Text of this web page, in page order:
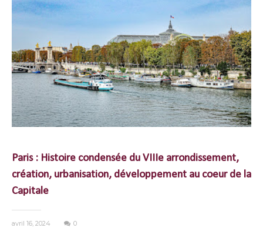
Paris : Histoire condensée du VIIIe arrondissement,
création, urbanisation, développement au coeur de la
Capitale
avril 16, 2024 0